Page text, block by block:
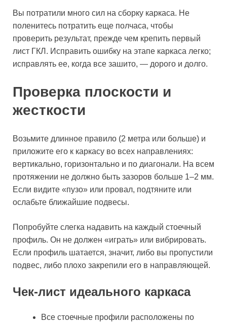
Вы потратили много сил на сборку каркаса. Не
поленитесь потратить еще полчаса, чтобы
проверить результат, прежде чем крепить первый
лист ГКЛ. Исправить ошибку на этапе каркаса легко;
исправлять ее, когда все зашито, — дорого и долго.
Проверка плоскости и
жесткости
Возьмите длинное правило (2 метра или больше) и
приложите его к каркасу во всех направлениях:
вертикально, горизонтально и по диагонали. На всем
протяжении не должно быть зазоров больше 1–2 мм.
Если видите «пузо» или провал, подтяните или
ослабьте ближайшие подвесы.
Попробуйте слегка надавить на каждый стоечный
профиль. Он не должен «играть» или вибрировать.
Если профиль шатается, значит, либо вы пропустили
подвес, либо плохо закрепили его в направляющей.
Чек-лист идеального каркаса
Все стоечные профили расположены по